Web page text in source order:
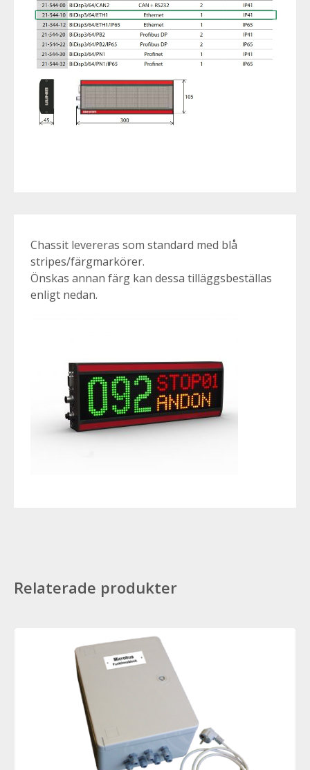
Chassit levereras som standard med blå
stripes/färgmarkörer.
Önskas annan färg kan dessa tilläggsbeställas
enligt nedan.
Relaterade produkter